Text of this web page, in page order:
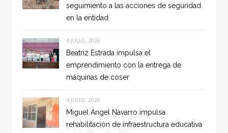
seguimiento a las acciones de seguridad
en la entidad
4 JULIO, 2026
Beatriz Estrada impulsa el
emprendimiento con la entrega de
máquinas de coser
4 JULIO, 2026
Miguel Ángel Navarro impulsa
rehabilitación de infraestructura educativa